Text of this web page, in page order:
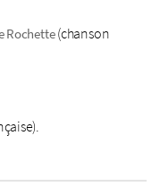
Rochette(chanson